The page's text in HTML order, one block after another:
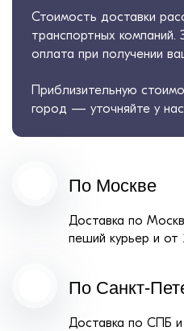
Стоимость доставки
транспортных компаний.
оплата при получении
Приблизительную
город — уточняйте у нас
По Москве
Доставка по
пеший курьер и от
По Санкт-
Доставка по СПБ